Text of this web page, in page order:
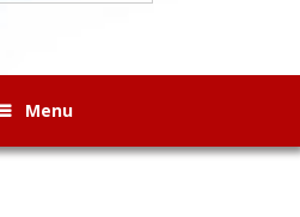
Menu